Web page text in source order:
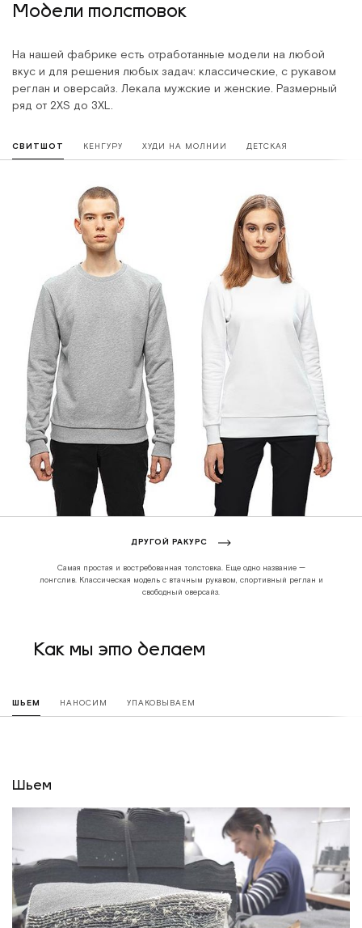
Модели толстовок
На нашей фабрике есть отработанные модели на любой
вкус и для решения любых задач: классические, с рукавом
реглан и оверсайз. Лекала мужские и женские. Размерный
ряд от 2XS до 3XL.
СВИТШОТ КЕНГУРУ ХУДИ НА МОЛНИИ ДЕТСКАЯ
ДРУГОЙ РАКУРС
Самая простая и востребованная толстовка. Еще одно название —
лонгслив. Классическая модель с втачным рукавом, спортивный реглан и
свободный оверсайз.
Как мы это делаем
ШЬЕМ НАНОСИМ УПАКОВЫВАЕМ
Шьем